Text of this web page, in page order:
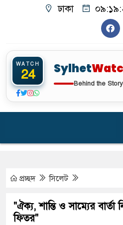
ঢাকা
WATCH
24 Sylhet
Behind the
প্রচ্ছদ সিলেট
"ঐক্য, শান্তি ও সাম্যের
ফিতর"